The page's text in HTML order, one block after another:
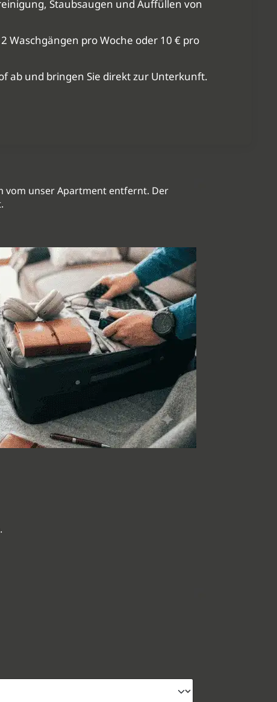
Staubsaugen und Auffüllen von
Waschgängen pro Woche oder 10 € pro
ab und bringen Sie direkt zur Unterkunft.
vom unser Apartment entfernt. Der